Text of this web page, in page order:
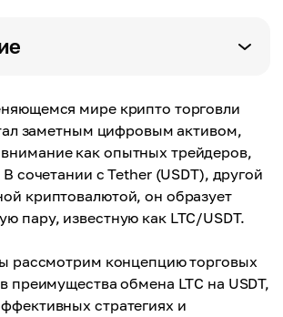
мире крипто торговли
заметным цифровым активом,
как опытных трейдеров,
сочетании с Tether (USDT), другой
криптовалютой, он образует
пару, известную как LTC/USDT.
рассмотрим концепцию торговых
преимущества обмена LTC на USDT,
стратегиях и